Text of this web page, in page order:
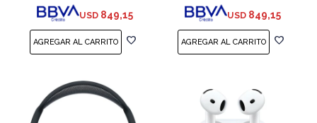
USD 849,15 USD 849,15